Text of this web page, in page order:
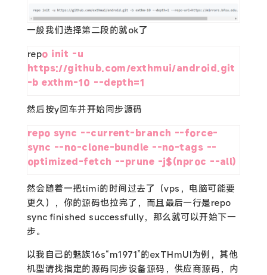
一般我们选择第二段的就ok了
repo init -u
https://github.com/exthmui/android.git
-b exthm-10 --depth=1
然后按y回车并开始同步源码
repo sync --current-branch --force-
sync --no-clone-bundle --no-tags --
optimized-fetch --prune -j$(nproc --all)
然会随着一把timi的时间过去了（vps，电脑可能要
更久），你的源码也拉完了，而且最后一行是repo
sync finished successfully，那么就可以开始下一
步。
以我自己的魅族16s“m1971”的exTHmUI为例，其他
机型请找指定的源码同步设备源码，供应商源码，内